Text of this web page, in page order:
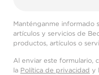
Manténganme informado
artículos y servicios de
productos, artículos o
Al enviar este formulario,
la Política de privacidad y